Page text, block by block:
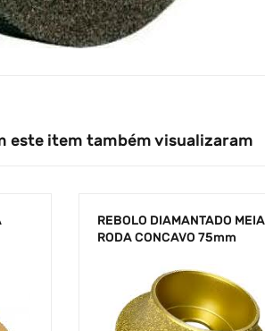
este item também visualizaram
REBOLO DIAMANTADO MEIA
RODA CONCAVO 75mm